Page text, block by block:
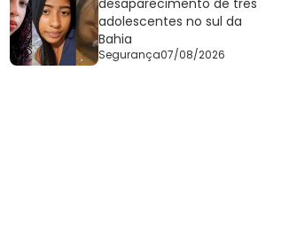
desaparecimento de três
adolescentes no sul da
Bahia
Segurança07/08/2026